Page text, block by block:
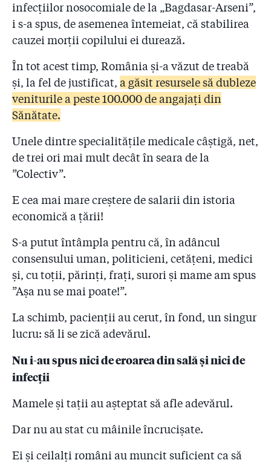
infecțiilor nosocomiale de la „Bagdasar-Arseni”,
i s-a spus, de asemenea întemeiat, că stabilirea
cauzei morții copilului ei durează.
În tot acest timp, România și-a văzut de treabă
și, la fel de justificat, a găsit resursele să dubleze
veniturile a peste 100.000 de angajați din
Sănătate.
Unele dintre specialitățile medicale câștigă, net,
de trei ori mai mult decât în seara de la
”Colectiv”.
E cea mai mare creștere de salarii din istoria
economică a țării!
S-a putut întâmpla pentru că, în adâncul
consensului uman, politicieni, cetățeni, medici
și, cu toții, părinți, frați, surori și mame am spus
”Așa nu se mai poate!”.
La schimb, pacienții au cerut, în fond, un singur
lucru: să li se zică adevărul.
Nu i-au spus nici de eroarea din sală și nici de
infecții
Mamele și tații au așteptat să afle adevărul.
Dar nu au stat cu mâinile încrucișate.
Ei și ceilalți români au muncit suficient ca să